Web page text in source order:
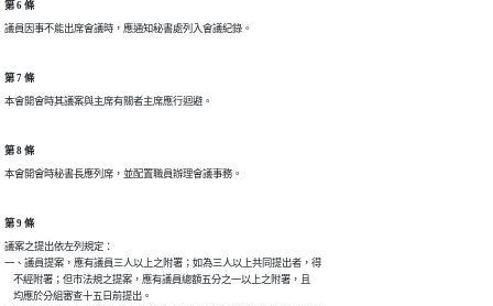
第 6 條
議員因事不能出席會議時，應通知秘書處列入會議紀錄。
第 7 條
本會開會時其議案與主席有關者主席應行迴避。
第 8 條
本會開會時秘書長應列席，並配置職員辦理會議事務。
第 9 條
議案之提出依左列規定：
一、議員提案，應有議員三人以上之附署；如為三人以上共同提出者，得
    不經附署；但市法規之提案，應有議員總額五分之一以上之附署，且
    均應於分組審查十五日前提出。